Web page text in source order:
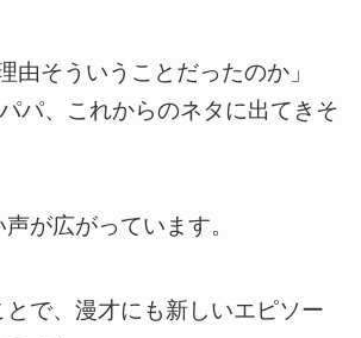
由そういうことだったのか」
パパ、これからのネタに出てきそ
が広がっています。
で、漫才にも新しいエピソー